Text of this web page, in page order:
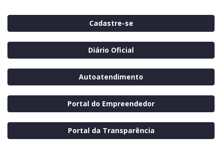
Cadastre-se
Diário Oficial
Autoatendimento
Portal do Empreendedor
Portal da Transparência